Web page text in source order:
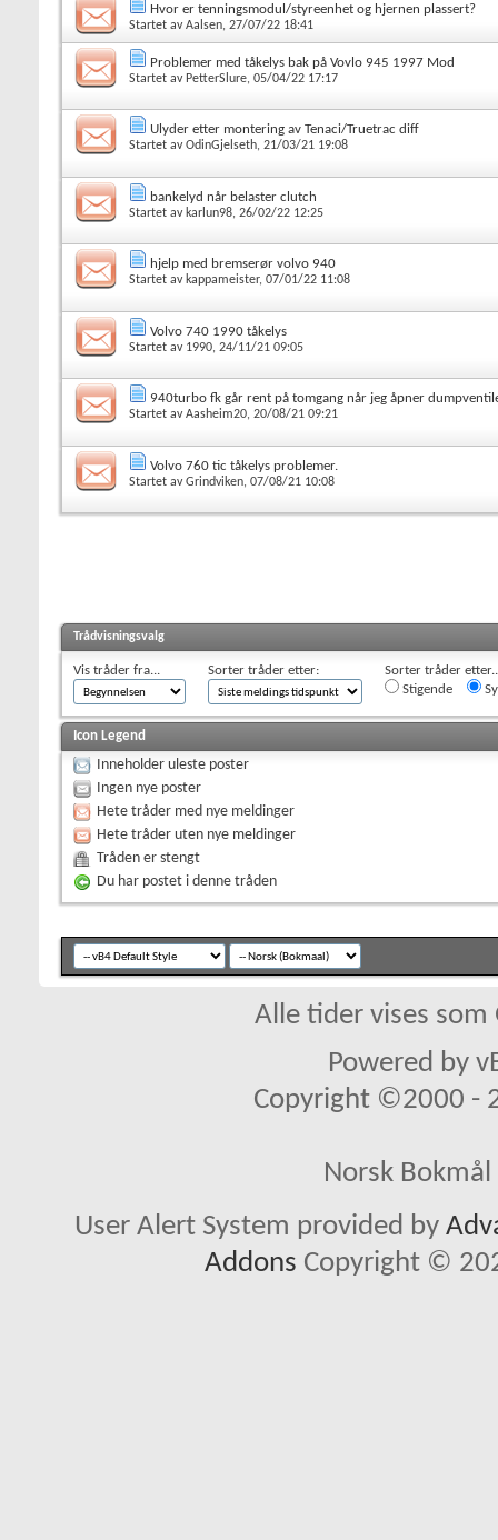
Hvor er tenningsmodul/styreenhet og hjernen plassert?
Startet avAalsen, 27/07/22 18:41
Problemer med tåkelys bak på Vovlo 945 1997 Mod
Startet av PetterSlure, 05/04/22 17:17
Ulyder etter montering av Tenaci/Truetrac diff
Startet avOdinGjelseth, 21/03/21 19:08
bankelyd når belaster clutch
Startet av karlun98, 26/02/22 12:25
hjelp med bremserør volvo 940
Startet av kappameister, 07/01/22 11:08
Volvo 740 1990 tåkelys
Startet av 1990, 24/11/21 09:05
940turbo fk går rent på tomgang når jeg åpner
Startet avAasheim20, 20/08/21 09:21
Volvo 760 tic tåkelys problemer.
Startet avGrindviken, 07/08/21 10:08
Trådvisningsvalg
Vis tråder fra... Sorter tråder etter:
Sorter tråder
Stigende
Icon Legend
Inneholder uleste poster
Ingen nye poster
Hete tråder med nye meldinger
Hete tråder uten nye meldinger
Tråden er stengt
Du har postet i denne tråden
Alle tider vises som
Powered by
Copyright ©2000 -
Norsk
User Alert System provided by
Addons Copyright ©